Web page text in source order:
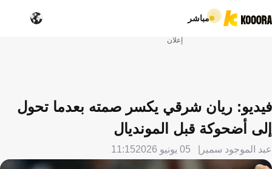
مباشر
إعلان
فيديو: ريان شرقي يكسر صمته بعدما تحول
إلى أضحوكة قبل المونديال
عبد الموجود سمير 05 يونيو 2026 11:15